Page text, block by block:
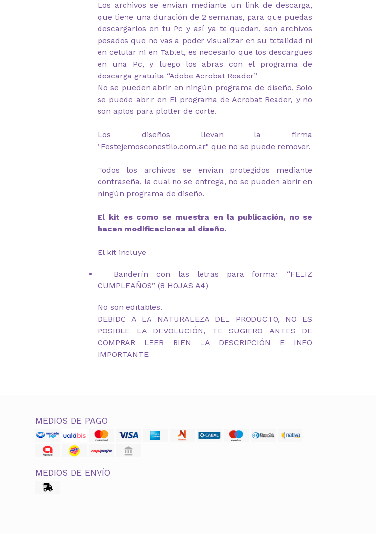
Los archivos se envían mediante un link de descarga,
que tiene una duración de 2 semanas, para que puedas
descargarlos en tu Pc y así ya te quedan, son archivos
pesados que no vas a poder visualizar en su totalidad ni
en celular ni en Tablet, es necesario que los descargues
en una Pc, y luego los abras con el programa de
descarga gratuita “Adobe Acrobat Reader”
No se pueden abrir en ningún programa de diseño, Solo
se puede abrir en El programa de Acrobat Reader, y no
son aptos para plotter de corte.
Los diseños llevan la firma
“Festejemosconestilo.com.ar" que no se puede remover.
Todos los archivos se envían protegidos mediante
contraseña, la cual no se entrega, no se pueden abrir en
ningún programa de diseño.
El kit es como se muestra en la publicación, no se
hacen modificaciones al diseño.
El kit incluye
Banderín con las letras para formar “FELIZ
CUMPLEAÑOS” (8 HOJAS A4)
No son editables.
DEBIDO A LA NATURALEZA DEL PRODUCTO, NO ES
POSIBLE LA DEVOLUCIÓN, TE SUGIERO ANTES DE
COMPRAR LEER BIEN LA DESCRIPCIÓN E INFO
IMPORTANTE
MEDIOS DE PAGO
MEDIOS DE ENVÍO